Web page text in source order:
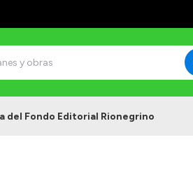
del Fondo Editorial Rionegrino